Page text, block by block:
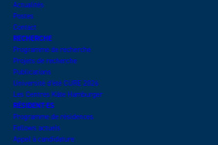
Actualités
Postes
Contact
RECHERCHE
Programme de recherche
Projets de recherche
Publications
Université d’été CURE 2026
Les Centres Käte Hamburger
RÉSIDENT·ES
Programme de résidences
Fellows actuels
Appel à candidature